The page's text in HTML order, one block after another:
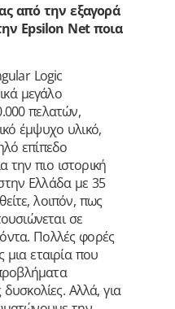
από την εξαγορά
Epsilon Net ποια
Logic
μεγάλο
πελατών,
έμψυχο υλικό,
επίπεδο
την πιο ιστορική
Ελλάδα με 35
λοιπόν, πως
σε
Πολλές φορές
μια εταιρία που
δυσκολίες. Αλλά, για